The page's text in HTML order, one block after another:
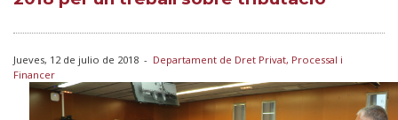
Jueves, 12 de julio de 2018 - Departament de Dret Privat, Processal i
Financer